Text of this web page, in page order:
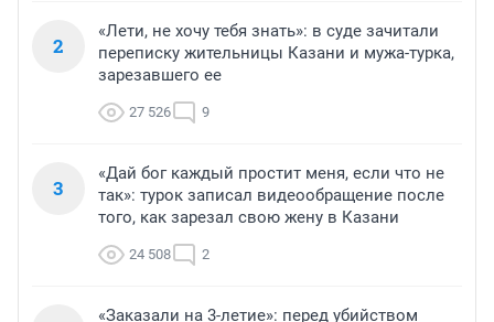
2
«Лети, не хочу тебя знать»: в суде зачитали
переписку жительницы Казани и мужа-турка,
зарезавшего ее
27 526 9
3
«Дай бог каждый простит меня, если что не
так»: турок записал видеообращение после
того, как зарезал свою жену в Казани
24 508 2
«Заказали на 3-летие»: перед убийством